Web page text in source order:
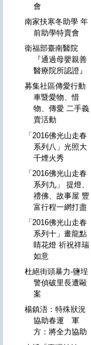
會
南家扶寒冬助學 年
前助學特賣會
衛福部臺南醫院
『通過母嬰親善
醫療院所認證』
募集社區傳愛行動
車暨愛物、惜
物、傳愛 二手義
賣活動
「2016佛光山走春
系列八」光照大
千煙火秀
「2016佛光山走春
系列九」 提燈、
禮佛、故事屋 豐
富行程一網打盡
「2016佛光山走春
系列十」畫龍點
睛花燈 祈祝祥瑞
如意
杜絕街頭暴力-鹽埕
警偵破里長遭毆
案
楊鎮浯：特殊狀況
協助春運 軍
方：將全力協助